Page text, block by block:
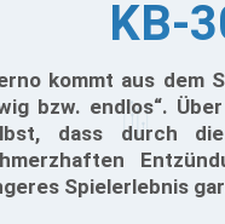
KB-
kommt aus dem
bzw. endlos“.
dass durch die
Spielerlebnis